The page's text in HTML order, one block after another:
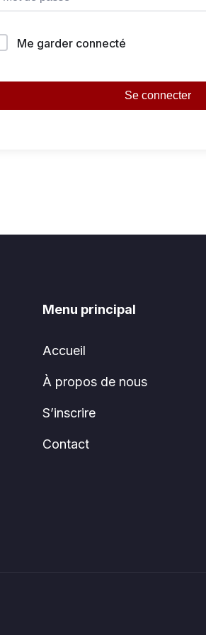
Me garder connecté
Se connecter
Menu principal
Accueil
À propos de nous
S’inscrire
Contact